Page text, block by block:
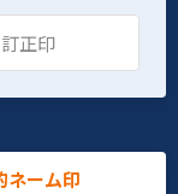
訂正印
ネーム印